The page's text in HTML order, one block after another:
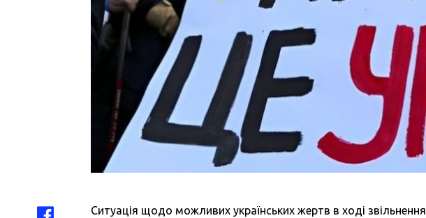
Ситуація щодо можливих українських жертв в ході звільнення